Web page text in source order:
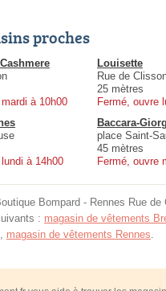
proches
à 10h00
Louisette
Rue de
25 mètres
Fermé, ouvre
à 14h00
Baccara-
place Saint-
45 mètres
Fermé, ouvre
Bompard - Rennes Rue
: magasin de vêtements
magasin de vêtements Rennes